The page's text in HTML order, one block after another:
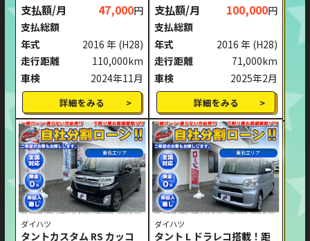
支払額/月 47,000円
支払総額
年式
2016 年 (H28)
走行距離
110,000km
車検
2024年11月
詳細をみる
支払額/月 100,000円
支払総額
年式
2016 年 (H28)
走行距離
71,000km
車検
2025年2月
詳細をみる
東北エリア
ダイハツ
タントカスタム RS カッコ
東北エリア
ダイハツ
タント L ドラレコ搭載！距